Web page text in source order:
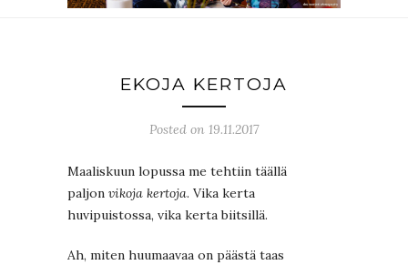
EKOJA KERTOJA
Posted on 19.11.2017
Maaliskuun lopussa me tehtiin täällä
paljon vikoja kertoja. Vika kerta
huvipuistossa, vika kerta biitsillä.
Ah, miten huumaavaa on päästä taas